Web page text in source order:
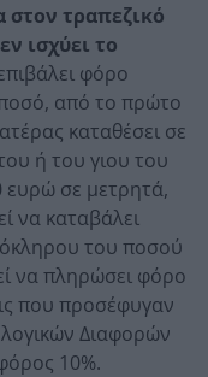
στον τραπεζικό
ισχύει το
φόρο
από το πρώτο
καταθέσει σε
ή του γιου του
σε μετρητά,
να καταβάλει
του ποσού
να πληρώσει φόρο
που προσέφυγαν
Διαφορών
10%.